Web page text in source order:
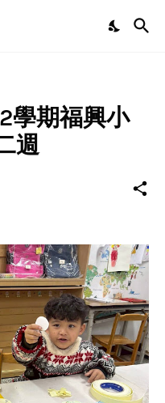
2學期福興小
週